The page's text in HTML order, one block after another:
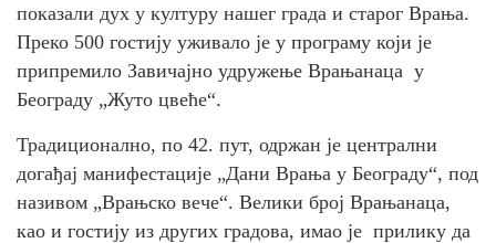
показали дух у културу нашег града и старог Врања.
Преко 500 гостију уживало је у програму који је
припремило Завичајно удружење Врањанаца у
Београду „Жуто цвеће“.
Традиционално, по 42. пут, одржан је централни
догађај манифестације „Дани Врања у Београду“, под
називом „Врањско вече“. Велики број Врањанаца,
као и гостију из других градова, имао је прилику да